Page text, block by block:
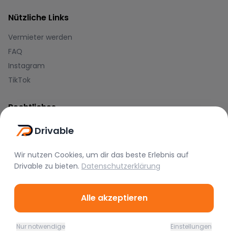
Nützliche Links
Vermieter werden
FAQ
Instagram
TikTok
Rechtliches
Nutzungsbedingungen
Impressum
Blog
Drivable
Wir nutzen Cookies, um dir das beste Erlebnis auf
Drivable zu bieten. Datenschutzerklärung
Alle akzeptieren
Nur notwendige Einstellungen